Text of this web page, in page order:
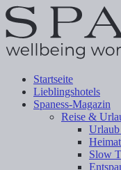
Startseite
Lieblingshotels
Spaness-Magazin
Reise &
Urlaub
Slow